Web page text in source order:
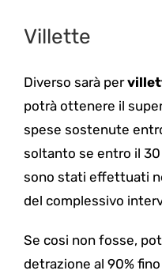
Villette
Diverso sarà per
potrà ottenere il
spese sostenute
soltanto se entro il
sono stati effettuati
del complessivo
Se cosi non fosse,
detrazione al 90%